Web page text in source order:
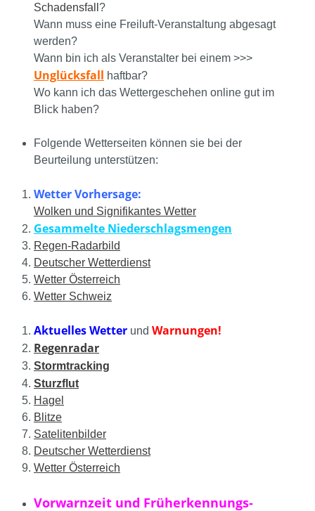
Schadensfall ?
Wann muss eine Freiluft-Veranstaltung abgesagt
werden?
Wann bin ich als Veranstalter bei einem >>>
Unglücksfall haftbar?
Wo kann ich das Wettergeschehen online gut im
Blick haben?
Folgende Wetterseiten können sie bei der
Beurteilung unterstützen:
Wetter Vorhersage:
Wolken und Signifikantes Wetter
Gesammelte Niederschlagsmengen
Regen-Radarbild
Deutscher Wetterdienst
Wetter Österreich
Wetter Schweiz
Aktuelles Wetter und Warnungen!
Regenradar
Stormtracking
Sturzflut
Hagel
Blitze
Satelitenbilder
Deutscher Wetterdienst
Wetter Österreich
Vorwarnzeit und Früherkennungs-